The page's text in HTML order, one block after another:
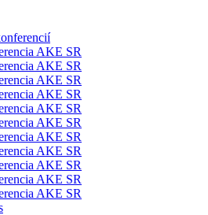
AKE SR
AKE SR
AKE SR
AKE SR
AKE SR
AKE SR
AKE SR
AKE SR
AKE SR
AKE SR
AKE SR